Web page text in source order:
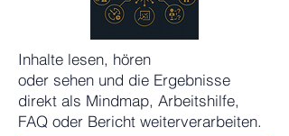
Inhalte lesen, hören
oder sehen und die Ergebnisse
direkt als Mindmap, Arbeitshilfe,
FAQ oder Bericht weiterverarbeiten.